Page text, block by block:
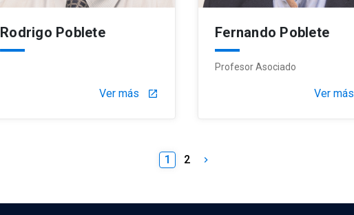
Rodrigo Poblete
Ver más launch
Fernando Poblete
Profesor Asociado
Ver más
1 2 keyboard_arrow_right